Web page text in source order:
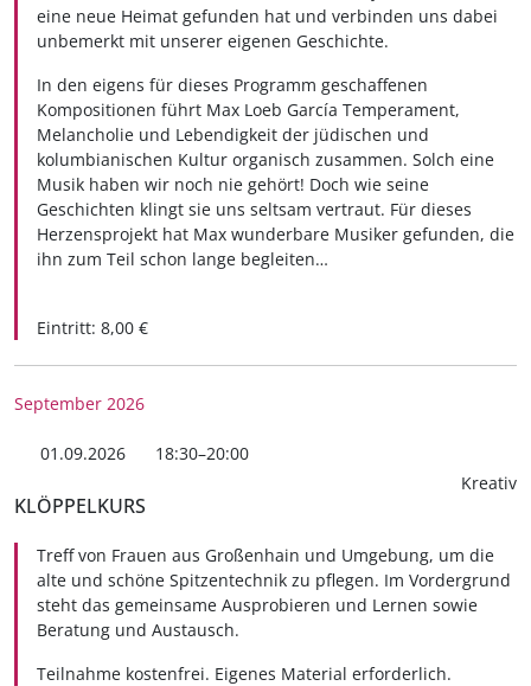
eine neue Heimat gefunden hat und verbinden uns dabei
unbemerkt mit unserer eigenen Geschichte.
In den eigens für dieses Programm geschaffenen
Kompositionen führt Max Loeb García Temperament,
Melancholie und Lebendigkeit der jüdischen und
kolumbianischen Kultur organisch zusammen. Solch eine
Musik haben wir noch nie gehört! Doch wie seine
Geschichten klingt sie uns seltsam vertraut. Für dieses
Herzensprojekt hat Max wunderbare Musiker gefunden, die
ihn zum Teil schon lange begleiten…
Eintritt: 8,00 €
September 2026
01.09.2026
18:30–20:00
Kreativ
KLÖPPELKURS
Treff von Frauen aus Großenhain und Umgebung, um die
alte und schöne Spitzentechnik zu pflegen. Im Vordergrund
steht das gemeinsame Ausprobieren und Lernen sowie
Beratung und Austausch.
Teilnahme kostenfrei. Eigenes Material erforderlich.